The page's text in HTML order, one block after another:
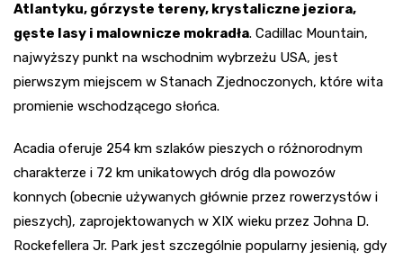
Atlantyku, górzyste tereny, krystaliczne jeziora,
gęste lasy i malownicze mokradła. Cadillac Mountain,
najwyższy punkt na wschodnim wybrzeżu USA, jest
pierwszym miejscem w Stanach Zjednoczonych, które wita
promienie wschodzącego słońca.
Acadia oferuje 254 km szlaków pieszych o różnorodnym
charakterze i 72 km unikatowych dróg dla powozów
konnych (obecnie używanych głównie przez rowerzystów i
pieszych), zaprojektowanych w XIX wieku przez Johna D.
Rockefellera Jr. Park jest szczególnie popularny jesienią, gdy